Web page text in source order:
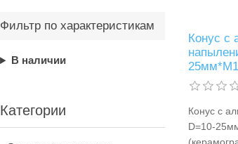
Фильтр по характеристикам
В наличии
Категории
Конус с
Конус с
D=10-